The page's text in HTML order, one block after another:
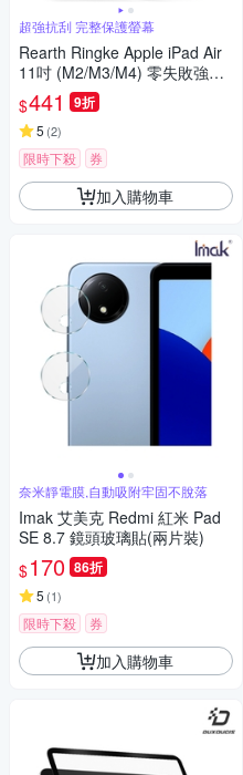
超強抗刮 完整保護螢幕
Rearth Ringke Apple iPad Air
11吋 (M2/M3/M4) 零失敗強化
玻璃保護貼
$441 9折
5 (2)
限時下殺 券
加入購物車
奈米靜電膜,自動吸附牢固不脫落
Imak 艾美克 Redmi 紅米 Pad
SE 8.7 鏡頭玻璃貼(兩片裝)
$170 86折
5 (1)
限時下殺 券
加入購物車